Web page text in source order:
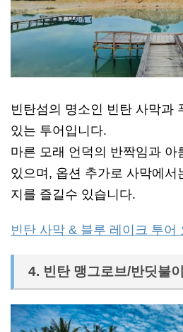
빈탄섬의 명소인 빈탄 사막과
있는 투어입니다.
마른 모래 언덕의 반짝임과 아
있으며, 옵션 추가로 사막에서
지를 즐길수 있습니다.
빈탄 사막 & 블루 레이크 투어
4. 빈탄 맹그로브/반딧불